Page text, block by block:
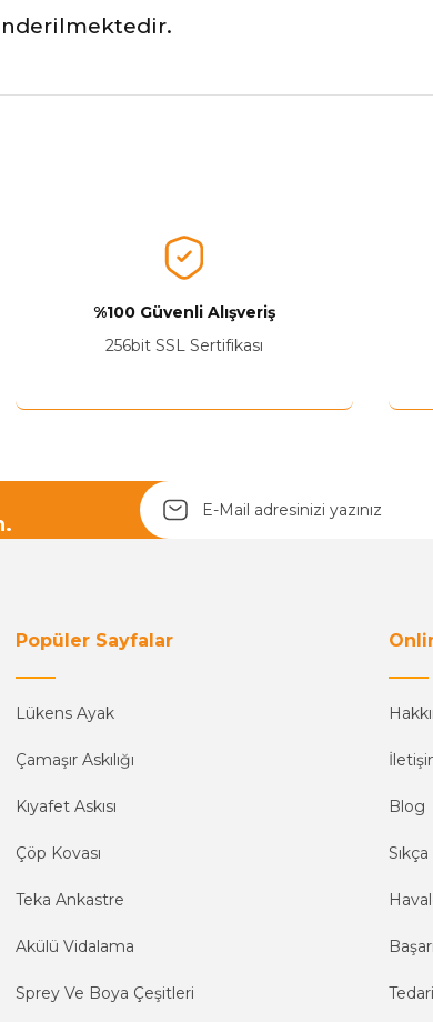
Yetkiliye Gönder
%100 Güvenli Alışveriş
256bit SSL Sertifikası
Popüler Sayfalar
Lükens Ayak
Çamaşır Askılığı
Kıyafet Askısı
Çöp Kovası
Teka Ankastre
Akülü Vidalama
Sprey Ve Boya Çeşitleri
Blog